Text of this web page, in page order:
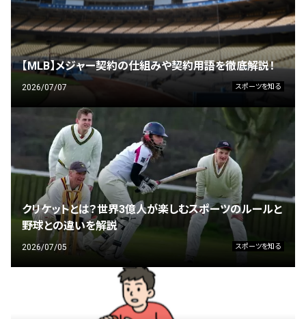
【MLB】メジャー契約の仕組みや契約用語を徹底解説！
2026/07/07 スポーツを知る
クリケットとは？世界3億人が楽しむスポーツのルールと
野球との違いを解説
2026/07/05 スポーツを知る